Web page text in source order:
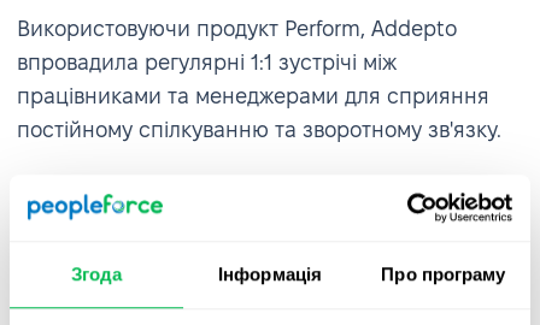
Згода Інформація Про програму
Використовуючи продукт Perform, Addepto
впровадила регулярні 1:1 зустрічі між
працівниками та менеджерами для сприяння
постійному спілкуванню та зворотному зв'язку.